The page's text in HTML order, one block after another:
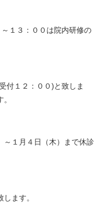
１３：００は院内研修の
付１２：００)と致しま
～１月４日（木）まで休診
ます。